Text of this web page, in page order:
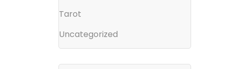
Tarot
Uncategorized